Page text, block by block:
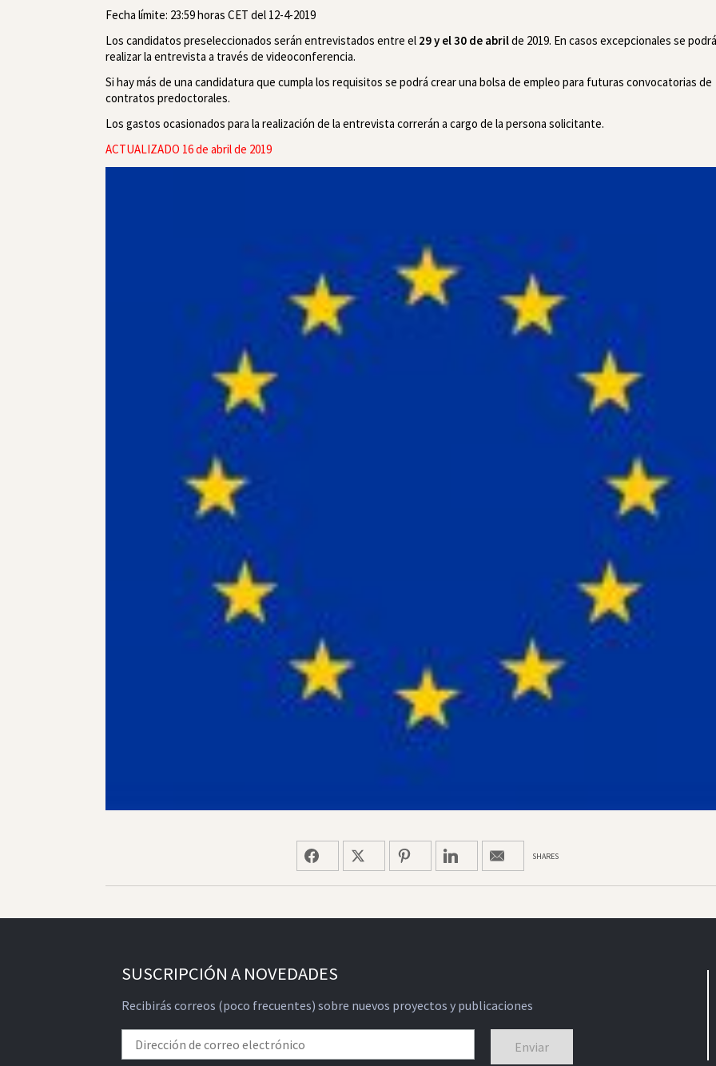
Fecha límite: 23:59 horas CET del 12-4-2019
Los candidatos preseleccionados serán entrevistados entre el 29 y el 30 de abrilde 2019. En casos excepcionales se podrá
realizar la entrevista a través de videoconferencia.
Si hay más de una candidatura que cumpla los requisitos se podrá crear una bolsa de empleo para futuras convocatorias de
contratos predoctorales.
Los gastos ocasionados para la realización de la entrevista correrán a cargo de la persona solicitante.
ACTUALIZADO 16 de abril de 2019
SHARES
SUSCRIPCIÓN A NOVEDADES
Recibirás correos (poco frecuentes) sobre nuevos proyectos y publicaciones